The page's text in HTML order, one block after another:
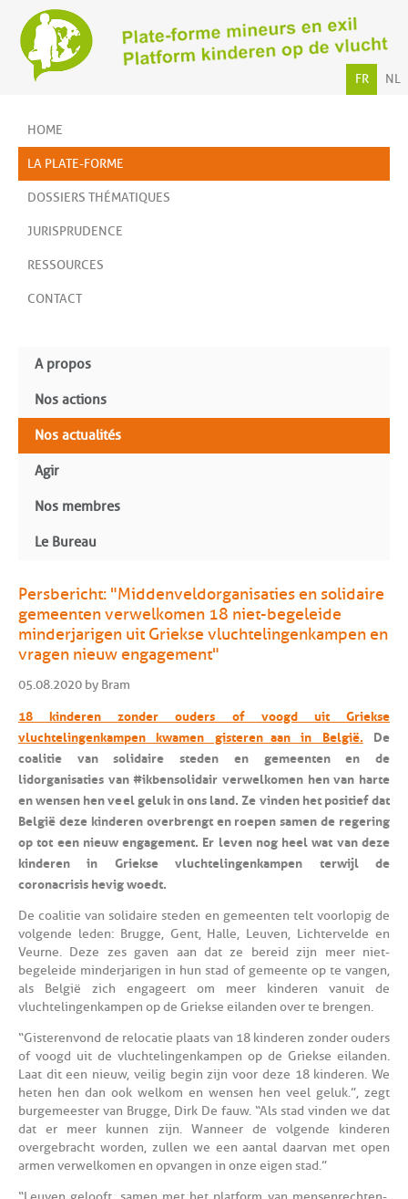
FR NL
HOME
LA PLATE-FORME
DOSSIERS THÉMATIQUES
JURISPRUDENCE
RESSOURCES
CONTACT
A propos
Nos actions
Nos actualités
Agir
Nos membres
Le Bureau
Persbericht: "Middenveldorganisaties en solidaire
gemeenten verwelkomen 18 niet-begeleide
minderjarigen uit Griekse vluchtelingenkampen en
vragen nieuw engagement"
05.08.2020 by Bram
18 kinderen zonder ouders of voogd uit Griekse
vluchtelingenkampen kwamen gisteren aan in België. De
coalitie van solidaire steden en gemeenten en de
lidorganisaties van #ikbensolidair verwelkomen hen van harte
en wensen hen veel geluk in ons land. Ze vinden het positief dat
België deze kinderen overbrengt en roepen samen de regering
op tot een nieuw engagement. Er leven nog heel wat van deze
kinderen in Griekse vluchtelingenkampen terwijl de
coronacrisis hevig woedt.
De coalitie van solidaire steden en gemeenten telt voorlopig de
volgende leden: Brugge, Gent, Halle, Leuven, Lichtervelde en
Veurne. Deze zes gaven aan dat ze bereid zijn meer niet-
begeleide minderjarigen in hun stad of gemeente op te vangen,
als België zich engageert om meer kinderen vanuit de
vluchtelingenkampen op de Griekse eilanden over te brengen.
“Gisteren vond de relocatie plaats van 18 kinderen zonder ouders
of voogd uit de vluchtelingenkampen op de Griekse eilanden.
Laat dit een nieuw, veilig begin zijn voor deze 18 kinderen. We
heten hen dan ook welkom en wensen hen veel geluk.”, zegt
burgemeester van Brugge, Dirk De fauw. “Als stad vinden we dat
dat er meer kunnen zijn. Wanneer de volgende kinderen
overgebracht worden, zullen we een aantal daarvan met open
armen verwelkomen en opvangen in onze eigen stad.”